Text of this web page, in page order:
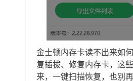
金士顿内存卡读不出来如
复插拔、修复内存卡，这
来，一键扫描恢复，也别再